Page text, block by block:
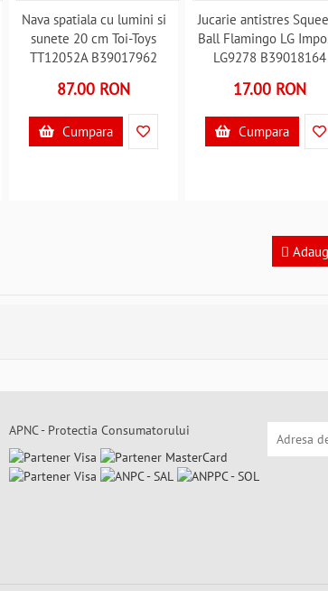
Nava spatiala cu lumini si
sunete 20 cm Toi-Toys
TT12052A B39017962
87.00 RON
Cumpara
Jucarie antistres
Ball Flamingo LG
LG9278 B39018164
17.00 RON
Cumpara
APNC - Protectia Consumatorului